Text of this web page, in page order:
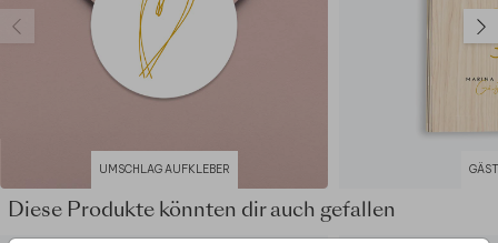
UMSCHLAG AUFKLEBER
Diese Produkte könnten dir auch gefallen